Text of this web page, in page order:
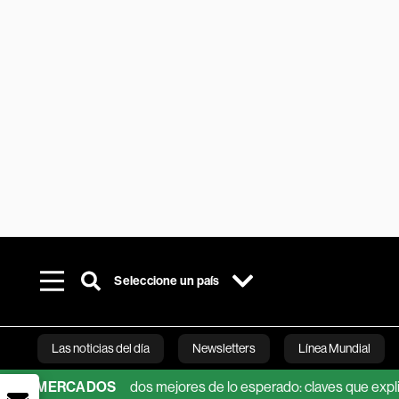
Seleccione un país
Las noticias del día Newsletters Línea Mundial
Bloomberg
MERCADOS
unos resultados mejores de lo esperado: claves que explican la